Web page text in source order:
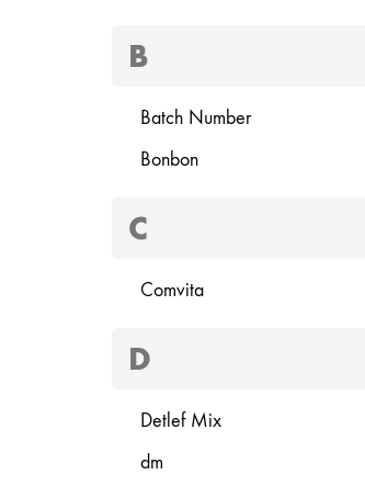
B
Batch Number
Bonbon
C
Comvita
D
Detlef Mix
dm